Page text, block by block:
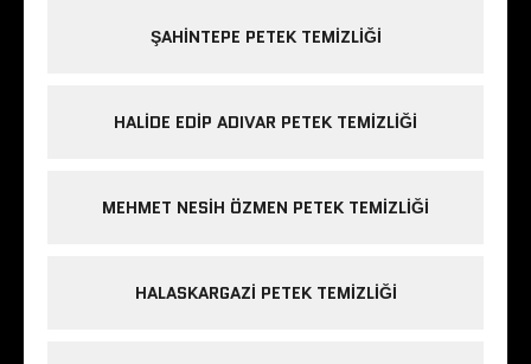
ŞAHINTEPE PETEK TEMIZLIĞI
HALIDE EDIP ADIVAR PETEK TEMIZLIĞI
MEHMET NESIH ÖZMEN PETEK TEMIZLIĞI
HALASKARGAZI PETEK TEMIZLIĞI